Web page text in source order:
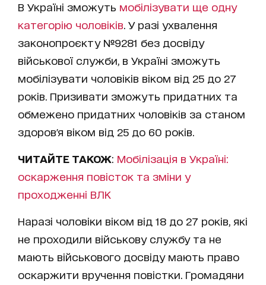
В Україні зможуть мобілізувати ще одну
категорію чоловіків . У разі ухвалення
законопроєкту №9281 без досвіду
військової служби, в Україні зможуть
мобілізувати чоловіків віком від 25 до 27
років. Призивати зможуть придатних та
обмежено придатних чоловіків за станом
здоров'я віком від 25 до 60 років.
ЧИТАЙТЕ ТАКОЖ: Мобілізація в Україні:
оскарження повісток та зміни у
проходженні ВЛК
Наразі чоловіки віком від 18 до 27 років, які
не проходили військову службу та не
мають військового досвіду мають право
оскаржити вручення повістки. Громадяни